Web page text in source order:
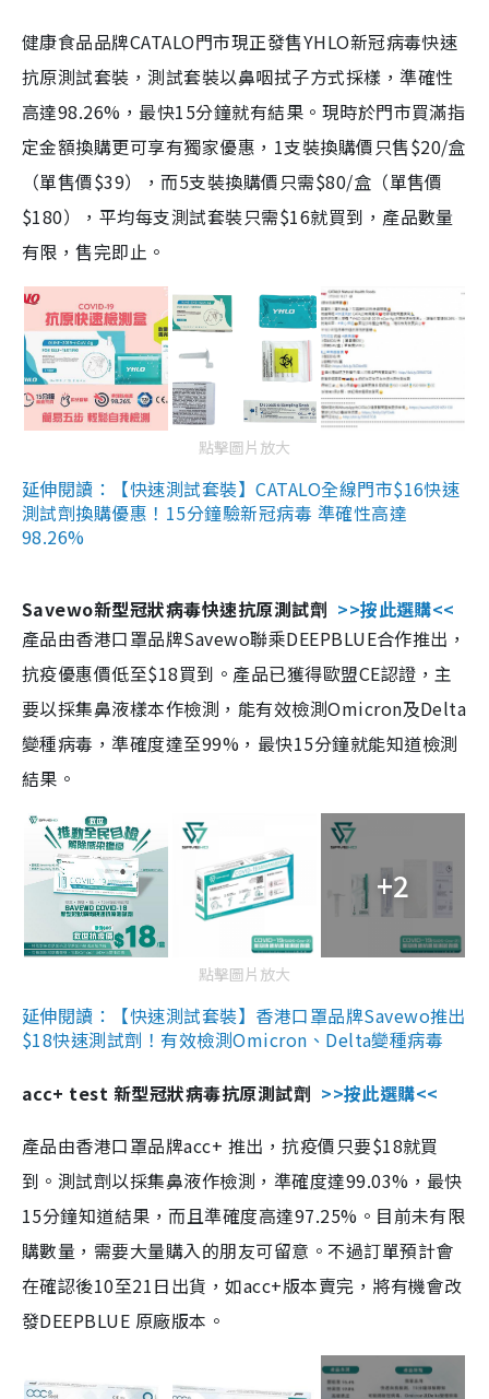
健康食品品牌CATALO門市現正發售YHLO新冠病毒快速
抗原測試套裝，測試套裝以鼻咽拭子方式採樣，準確性
高達98.26%，最快15分鐘就有結果。現時於門市買滿指
定金額換購更可享有獨家優惠，1支裝換購價只售$20/盒
（單售價$39），而5支裝換購價只需$80/盒（單售價
$180），平均每支測試套裝只需$16就買到，產品數量
有限，售完即止。
點擊圖片放大
延伸閱讀：【快速測試套裝】CATALO全線門市$16快速
測試劑換購優惠！15分鐘驗新冠病毒 準確性高達
98.26%
Savewo新型冠狀病毒快速抗原測試劑 >>按此選購<<
產品由香港口罩品牌Savewo聯乘DEEPBLUE合作推出，
抗疫優惠價低至$18買到。產品已獲得歐盟CE認證，主
要以採集鼻液樣本作檢測，能有效檢測Omicron及Delta
變種病毒，準確度達至99%，最快15分鐘就能知道檢測
結果。
+2
點擊圖片放大
延伸閱讀：【快速測試套裝】香港口罩品牌Savewo推出
$18快速測試劑！有效檢測Omicron、Delta變種病毒
acc+ test 新型冠狀病毒抗原測試劑 >>按此選購<<
產品由香港口罩品牌acc+ 推出，抗疫價只要$18就買
到。測試劑以採集鼻液作檢測，準確度達99.03%，最快
15分鐘知道結果，而且準確度高達97.25%。目前未有限
購數量，需要大量購入的朋友可留意。不過訂單預計會
在確認後10至21日出貨，如acc+版本賣完，將有機會改
發DEEPBLUE 原廠版本。